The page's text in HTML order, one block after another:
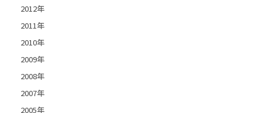
2012年
2011年
2010年
2009年
2008年
2007年
2005年